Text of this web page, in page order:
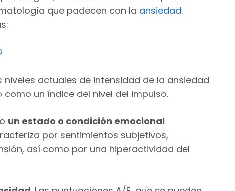
que padecen con la ansiedad.
actuales de intensidad de la ansiedad
un índice del nivel del impulso.
un estado o condición emocional
por sentimientos subjetivos,
así como por una hiperactividad del